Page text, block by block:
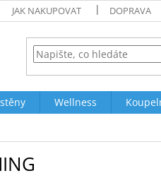
JAK NAKUPOVAT DOPRAVA
Wellness